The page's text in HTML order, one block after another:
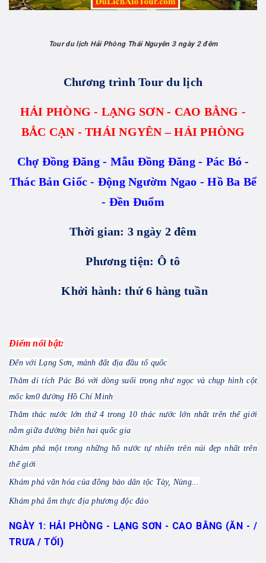
Tour du lịch Hải Phòng Thái Nguyên 3 ngày 2 đêm
Chương trình Tour du lịch
HẢI PHÒNG - LẠNG SƠN - CAO BẰNG -
BẮC CẠN - THÁI NGYÊN – HẢI PHÒNG
Chợ Đồng Đăng - Mẫu Đồng Đăng - Pác Bó -
Thác Bản Giốc - Động Ngườm Ngao - Hồ Ba Bể
- Đền Đuổm
Thời gian: 3 ngày 2 đêm
Phương tiện: Ô tô
Khởi hành: thứ 6 hàng tuần
Điểm nổi bật:
Đến với Lạng Sơn, mảnh đất địa đầu tổ quốc
Thăm di tích Pác Bó với dòng suối trong như ngọc và chụp hình cột
mốc km0 đường Hồ Chí Minh
Thăm thác nước lớn thứ 4 trong 10 thác nước lớn nhất trên thế giới
nằm giữa đường biên hai quốc gia
Khám phá một trong những hồ nước tự nhiên trên núi đẹp nhất trên
thế giới
Khám phá văn hóa của đồng bào dân tộc Tày, Nùng...
Khám phá ẩm thực địa phương độc đáo
NGÀY 1: HẢI PHÒNG - LẠNG SƠN - CAO BẰNG (ĂN - /
TRƯA / TỐI)